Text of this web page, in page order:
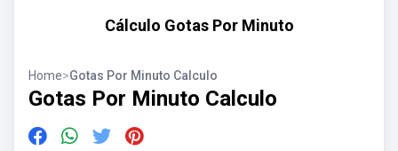
Cálculo Gotas Por Minuto
Home>Gotas Por Minuto Calculo
Gotas Por Minuto Calculo